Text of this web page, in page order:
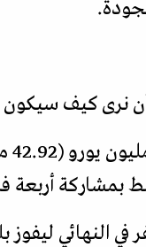
أن نرى كيف
فاز ريال مدريد على أتليتيك بيلباو بطل